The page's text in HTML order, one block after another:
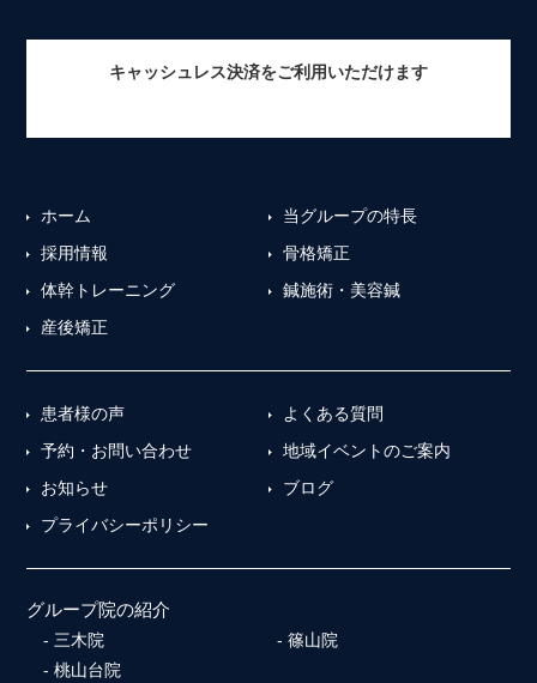
キャッシュレス決済をご利用いただけます
ホーム
当グループの特長
採用情報
骨格矯正
体幹トレーニング
鍼施術・美容鍼
産後矯正
患者様の声
よくある質問
予約・お問い合わせ
地域イベントのご案内
お知らせ
ブログ
プライバシーポリシー
グループ院の紹介
三木院
篠山院
桃山台院